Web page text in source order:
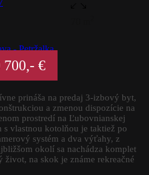
- Petržalka
700,- €
prináša na predaj 3-izbový byt,
a zmenou dispozície na
prostredí na Ľubovnianskej
vlastnou kotolňou je taktiež po
systém a dva výťahy, z
okolí sa nachádza komplet
život, na skok je známe rekreačné